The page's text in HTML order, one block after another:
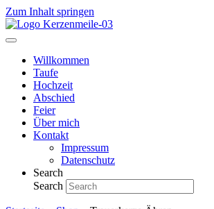
Zum Inhalt springen
Willkommen
Taufe
Hochzeit
Abschied
Feier
Über mich
Kontakt
Impressum
Datenschutz
Search
Search